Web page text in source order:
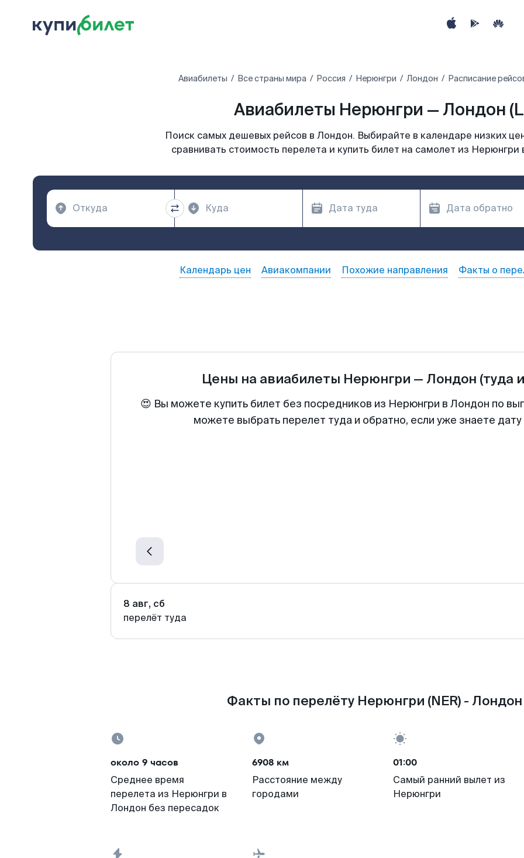
Авиабилеты Все страны мира Россия Нерюнгри Лондон Расписание
Авиабилеты Нерюнгри — Лондон
Поиск самых дешевых рейсов в Лондон. Выбирайте в календаре низких
сравнивать стоимость перелета и купить билет на самолет из Нерюнгри
Календарь цен Авиакомпании Похожие направления Факты о
Цены на авиабилеты Нерюнгри — Лондон (туда
😍 Вы можете купить билет без посредников из Нерюнгри в Лондон по
можете выбрать перелет туда и обратно, если уже знаете
8 авг, сб
перелёт туда
Факты по перелёту Нерюнгри (NER) - Лондон
около 9 часов
Среднее время
перелета из Нерюнгри в
Лондон без пересадок
6908 км
Расстояние между
городами
01:00
Самый ранний вылет из
Нерюнгри